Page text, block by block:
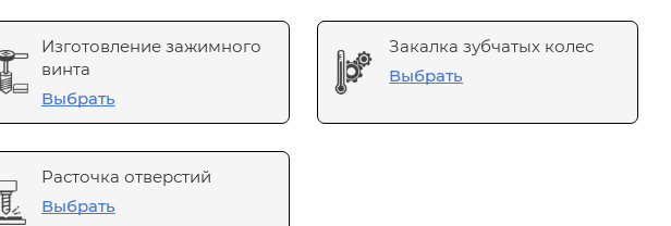
Изготовление зажимного
винта
Выбрать
Закалка зубчатых колес
Выбрать
Расточка отверстий
Выбрать